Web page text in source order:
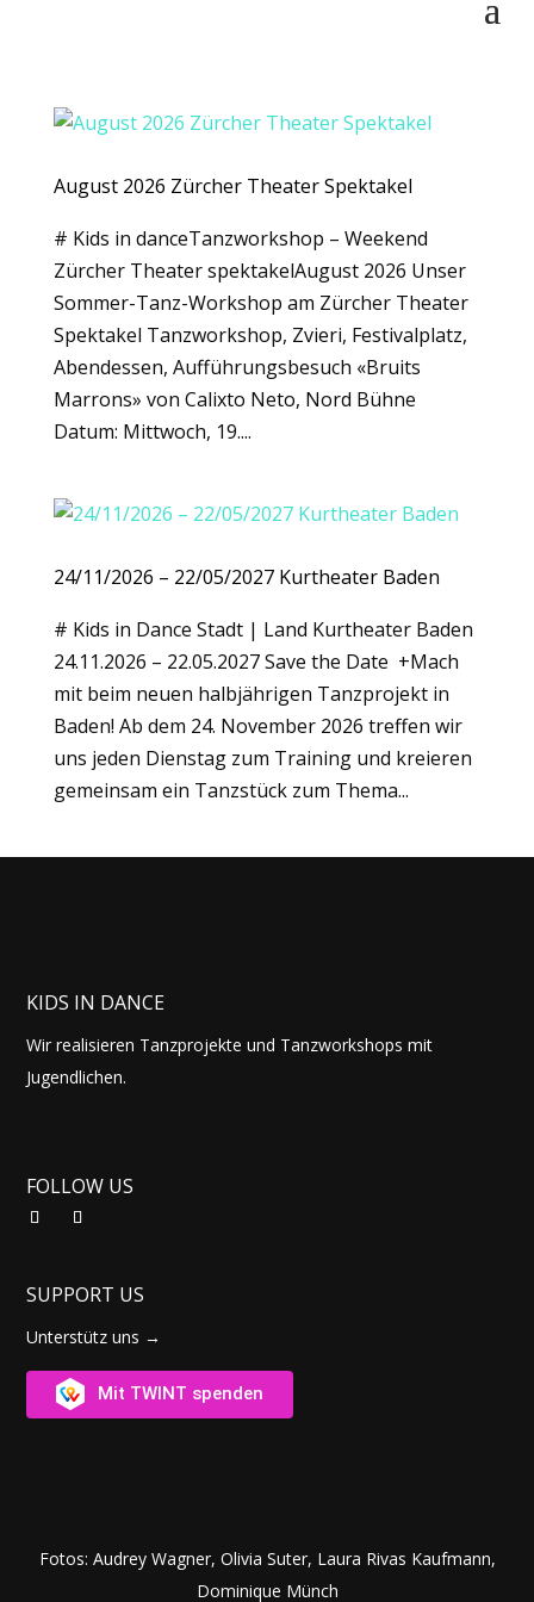
August 2026 Zürcher Theater Spektakel
# Kids in danceTanzworkshop – Weekend
Zürcher Theater spektakelAugust 2026 Unser
Sommer-Tanz-Workshop am Zürcher Theater
Spektakel Tanzworkshop, Zvieri, Festivalplatz,
Abendessen, Aufführungsbesuch «Bruits
Marrons» von Calixto Neto, Nord Bühne
Datum: Mittwoch, 19....
24/11/2026 – 22/05/2027 Kurtheater Baden
# Kids in Dance Stadt | Land Kurtheater Baden
24.11.2026 – 22.05.2027 Save the Date +Mach
mit beim neuen halbjährigen Tanzprojekt in
Baden! Ab dem 24. November 2026 treffen wir
uns jeden Dienstag zum Training und kreieren
gemeinsam ein Tanzstück zum Thema...
KIDS IN DANCE
Wir realisieren Tanzprojekte und Tanzworkshops mit
Jugendlichen.
FOLLOW US
SUPPORT US
Unterstütz uns →
Mit TWINT spenden
Fotos: Audrey Wagner, Olivia Suter, Laura Rivas Kaufmann,
Dominique Münch